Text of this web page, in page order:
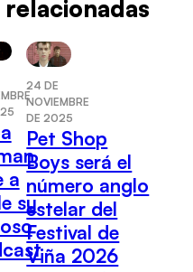
a
su
24 DE
NOVIEMBRE
DE 2025
Pet Shop
Boys será el
número anglo
estelar del
Festival de
Viña 2026